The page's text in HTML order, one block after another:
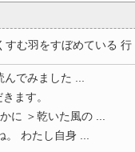
すむ羽をすぼめている 行
でみました ...
ます。
に ＞乾いた風の ...
わたし自身 ...